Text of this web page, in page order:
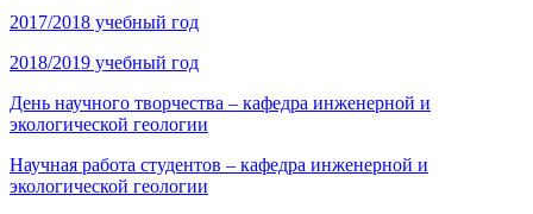
2017/2018 учебный год
2018/2019 учебный год
День научного творчества – кафедра инженерной и
экологической геологии
Научная работа студентов – кафедра инженерной и
экологической геологии